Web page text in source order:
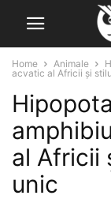
Home Animale
acvatic al Africii și
al Africii
unic